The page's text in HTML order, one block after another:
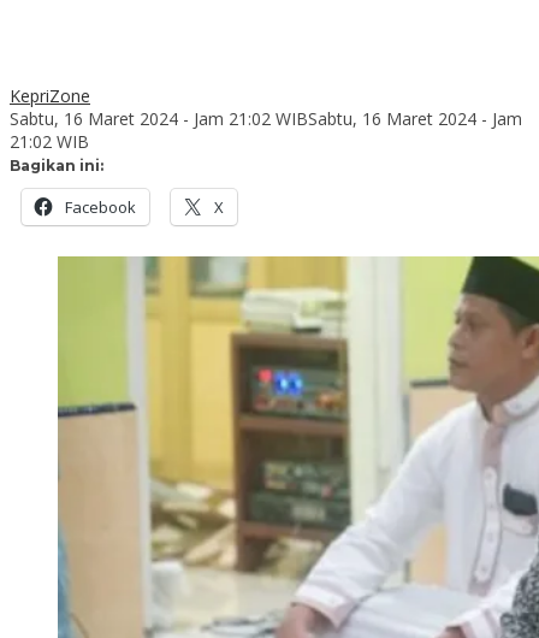
KepriZone
Sabtu, 16 Maret 2024 - Jam 21:02 WIBSabtu, 16 Maret 2024 - Jam
21:02 WIB
Bagikan ini:
Facebook X